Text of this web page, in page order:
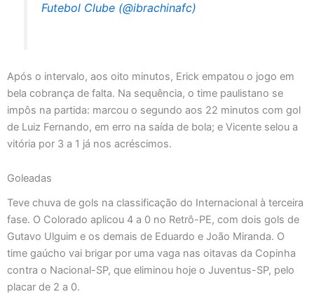
Futebol Clube (@ibrachinafc)
Após o intervalo, aos oito minutos, Erick empatou o jogo em
bela cobrança de falta. Na sequência, o time paulistano se
impôs na partida: marcou o segundo aos 22 minutos com gol
de Luiz Fernando, em erro na saída de bola; e Vicente selou a
vitória por 3 a 1 já nos acréscimos.
Goleadas
Teve chuva de gols na classificação do Internacional à terceira
fase. O Colorado aplicou 4 a 0 no Retrô-PE, com dois gols de
Gutavo Ulguim e os demais de Eduardo e João Miranda. O
time gaúcho vai brigar por uma vaga nas oitavas da Copinha
contra o Nacional-SP, que eliminou hoje o Juventus-SP, pelo
placar de 2 a 0.